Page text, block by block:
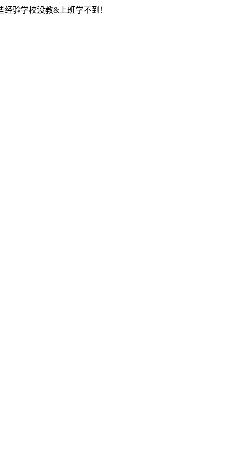
验学校没教&上班学不到！